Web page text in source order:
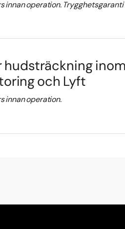
innan operation.
hudsträckning
och Lyft
innan operation.